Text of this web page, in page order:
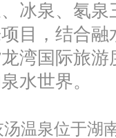
冰泉、氡
目，结合
湾国际旅游
水世界。
汤温泉位于湖